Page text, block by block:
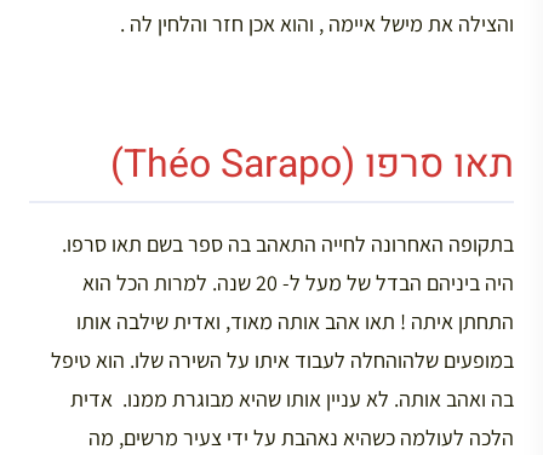
והצילה את מישל איימה , והוא אכן חזר והלחין לה .
תאו סרפו (Théo Sarapo)
בתקופה האחרונה לחייה התאהב בה ספר בשם תאו סרפו.
היה ביניהם הבדל של מעל ל- 20 שנה. למרות הכל הוא
התחתן איתה ! תאו אהב אותה מאוד, ואדית שילבה אותו
במופעים שלהוהחלה לעבוד איתו על השירה שלו. הוא טיפל
בה ואהב אותה. לא עניין אותו שהיא מבוגרת ממנו. אדית
הלכה לעולמה כשהיא נאהבת על ידי צעיר מרשים, מה